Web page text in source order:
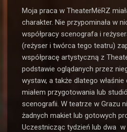
Moja praca w TheaterMëRZ
charakter. Nie przypominała w
współpracy scenografa i
(reżyser i twórca tego teatru)
współpracę artystyczną z
podstawie oglądanych przez
wystaw, a także dlatego właśnie
miałem przygotowania lub
scenografii. W teatrze w Grazu
żadnych makiet lub gotowych
Uczestnicząc tydzień lub dwa